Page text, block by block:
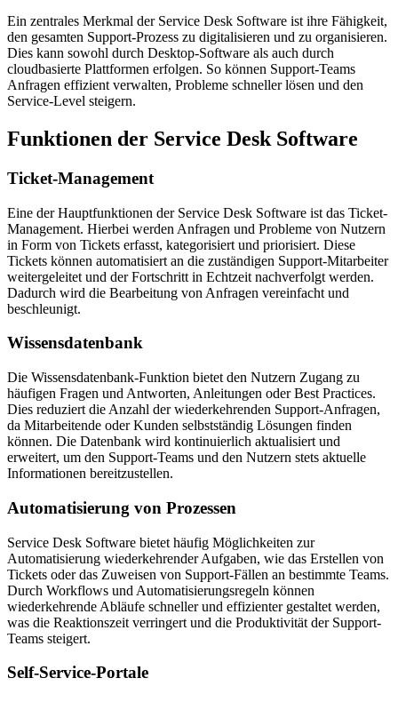
Ein zentrales Merkmal der Service Desk Software ist ihre Fähigkeit,
den gesamten Support-Prozess zu digitalisieren und zu organisieren.
Dies kann sowohl durch Desktop-Software als auch durch
cloudbasierte Plattformen erfolgen. So können Support-Teams
Anfragen effizient verwalten, Probleme schneller lösen und den
Service-Level steigern.
Funktionen der Service Desk Software
Ticket-Management
Eine der Hauptfunktionen der Service Desk Software ist das Ticket-
Management. Hierbei werden Anfragen und Probleme von Nutzern
in Form von Tickets erfasst, kategorisiert und priorisiert. Diese
Tickets können automatisiert an die zuständigen Support-Mitarbeiter
weitergeleitet und der Fortschritt in Echtzeit nachverfolgt werden.
Dadurch wird die Bearbeitung von Anfragen vereinfacht und
beschleunigt.
Wissensdatenbank
Die Wissensdatenbank-Funktion bietet den Nutzern Zugang zu
häufigen Fragen und Antworten, Anleitungen oder Best Practices.
Dies reduziert die Anzahl der wiederkehrenden Support-Anfragen,
da Mitarbeitende oder Kunden selbstständig Lösungen finden
können. Die Datenbank wird kontinuierlich aktualisiert und
erweitert, um den Support-Teams und den Nutzern stets aktuelle
Informationen bereitzustellen.
Automatisierung von Prozessen
Service Desk Software bietet häufig Möglichkeiten zur
Automatisierung wiederkehrender Aufgaben, wie das Erstellen von
Tickets oder das Zuweisen von Support-Fällen an bestimmte Teams.
Durch Workflows und Automatisierungsregeln können
wiederkehrende Abläufe schneller und effizienter gestaltet werden,
was die Reaktionszeit verringert und die Produktivität der Support-
Teams steigert.
Self-Service-Portale